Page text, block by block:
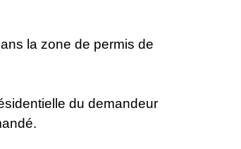
la zone de permis de
du demandeur